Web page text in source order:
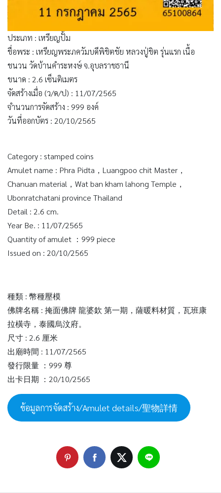
ประเภท : เหรียญปั้ม
ชื่อพระ : เหรียญพระภควัมบดีพิชิตชัย หลวงปู่ชิต รุ่นแรก เนื้อ
ชนวน วัดบ้านคำระหงษ์ จ.อุบลราชธานี
ขนาด : 2.6 เซ็นติเมตร
จัดสร้างเมื่อ (ว/ด/ป) : 11/07/2565
จำนวนการจัดสร้าง : 999 องค์
วันที่ออกบัตร : 20/10/2565
Category : stamped coins
Amulet name : Phra Pidta，Luangpoo chit Master，
Chanuan material，Wat ban kham lahong Temple，
Ubonratchatani province Thailand
Detail : 2.6 cm.
Year Be. : 11/07/2565
Quantity of amulet ：999 piece
Issued on : 20/10/2565
種類 : 幣種壓模
佛牌名稱 : 掩面佛牌 龍婆欽 第一期，薩暖料材質，瓦班康
拉橫寺，泰國烏汶府。
尺寸 : 2.6 厘米
出廟時間 : 11/07/2565
發行限量 ：999 尊
出卡日期 ：20/10/2565
ข้อมูลการจัดสร้าง/Amulet details/聖物詳情